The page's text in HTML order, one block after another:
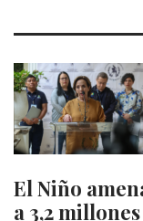
El Niño
a 3,2